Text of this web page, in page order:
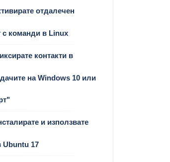
отдалечен
с команди в Linux
контакти в
на Windows 10 или
и използвате
Ubuntu 17